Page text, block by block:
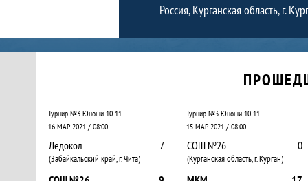
Россия, Курганская область, г.
Календарь прошедших и будущих матчей
Турнир №3 Юноши 10-11
16 МАР. 2021 / 08:00
Ледокол
(Забайкальский край, г. Чита)
7
Турнир №3 Юноши 10-11
15 МАР. 2021 / 08:00
СОШ №26
(Курганская область, г. Курган)
0